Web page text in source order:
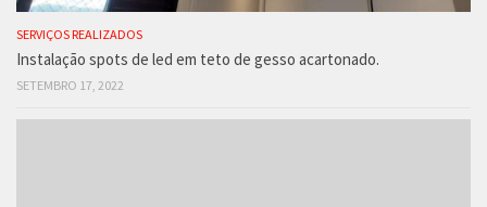
SERVIÇOS REALIZADOS
Instalação spots de led em teto de gesso acartonado.
SETEMBRO 17, 2022